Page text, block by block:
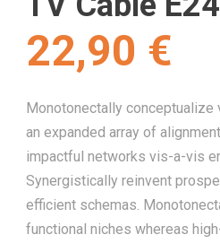
22,90 €
Monotonectally
an expanded array of
impactful networks vis-a-vis
Synergistically reinvent
efficient schemas.
functional niches whereas